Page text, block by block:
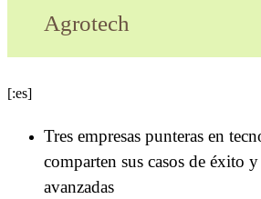
Agrotech
[:es]
Tres empresas punteras en
comparten sus casos de éxito
avanzadas